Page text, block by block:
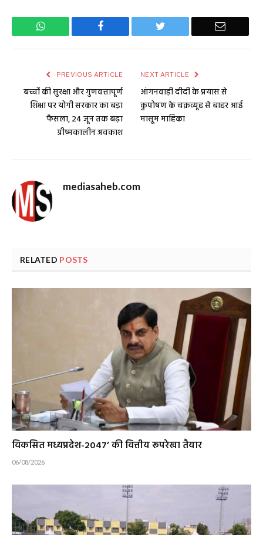
WhatsApp Facebook Twitter Email
PREVIOUS ARTICLE
बच्चों की सुरक्षा और गुणवत्तापूर्ण
शिक्षा पर योगी सरकार का बड़ा
फैसला, 24 जून तक बढ़ा
ग्रीष्मकालीन अवकाश
NEXT ARTICLE
आंगनवाड़ी दीदी के प्रयास से
कुपोषण के चक्रव्यूह से बाहर आई
मासूम माहिका
mediasaheb.com
RELATED POSTS
विकसित मध्यप्रदेश-2047’ की वित्तीय रूपरेखा तैयार
06/08/2026